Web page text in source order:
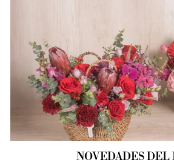
NOVEDADES DEL